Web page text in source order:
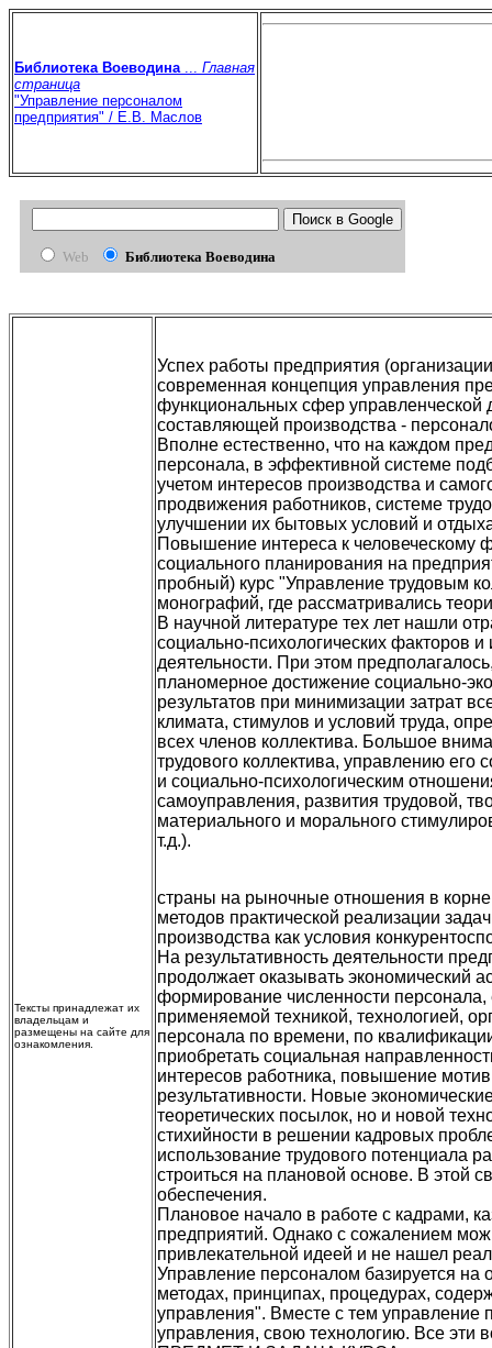
Библиотека Воеводина... Главная
страница
"Управление персоналом
предприятия" / Е.В. Маслов
Web Библиотека Воеводина
Тексты принадлежат их
владельцам и
размещены на сайте для
ознакомления.
Успех работы предприятия
современная концепция управления
функциональных сфер управленческой
составляющей производства -
Вполне естественно, что на каждом
персонала, в эффективной системе
учетом интересов производства и
продвижения работников, системе
улучшении их бытовых условий и
Повышение интереса к человеческому
социального планирования на
пробный) курс "Управление трудовым
монографий, где рассматривались
В научной литературе тех лет нашли
социально-психологических факторов
деятельности. При этом
планомерное достижение социально-
результатов при минимизации затрат
климата, стимулов и условий труда,
всех членов коллектива. Большое
трудового коллектива, управлению его
и социально-психологическим
самоуправления, развития трудовой,
материального и морального
т.д.).
страны на рыночные отношения в
методов практической реализации
производства как условия
На результативность деятельности
продолжает оказывать экономический
формирование численности персонала,
применяемой техникой, технологией,
персонала по времени, по
приобретать социальная
интересов работника, повышение
результативности. Новые
теоретических посылок, но и новой
стихийности в решении кадровых
использование трудового потенциала
строиться на плановой основе. В этой
обеспечения.
Плановое начало в работе с кадрами,
предприятий. Однако с сожалением
привлекательной идеей и не нашел
Управление персоналом базируется
методах, принципах, процедурах,
управления". Вместе с тем управление
управления, свою технологию. Все эти